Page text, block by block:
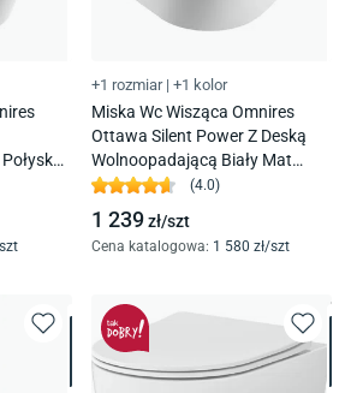
szt
+1 rozmiar | +1 kolor
Miska Wc Wisząca Omnires
Ottawa Silent Power Z Deską
Wolnoopadającą Biały Mat
Ottawaspmwbm
(4.0)
1 239zł/szt
Cena katalogowa: 1 580 zł/szt